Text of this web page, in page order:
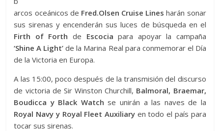
arcos oceánicos de Fred.Olsen Cruise Lines harán sonar
sus sirenas y encenderán sus luces de búsqueda en el
Firth of Forth de Escocia para apoyar la campaña
‘Shine A Light’ de la Marina Real para conmemorar el Día
de la Victoria en Europa.
A las 15:00, poco después de la transmisión del discurso
de victoria de Sir Winston Churchill, Balmoral, Braemar,
Boudicca y Black Watch se unirán a las naves de la
Royal Navy y Royal Fleet Auxiliary en todo el país para
tocar sus sirenas.